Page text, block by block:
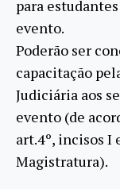
para
evento.
Poderão ser
capacitação
Judiciária aos
evento (de
art.4º, incisos I
Magistratura).